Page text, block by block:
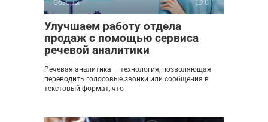
Обзоры 0
Улучшаем работу отдела
продаж с помощью сервиса
речевой аналитики
Речевая аналитика — технология, позволяющая
переводить голосовые звонки или сообщения в
текстовый формат, что